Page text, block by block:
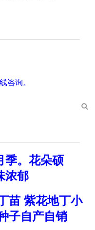
季。花朵硕
浓郁
苗 紫花地丁小
子自产自销